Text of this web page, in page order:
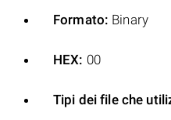
Formato: Binary
HEX: 00
Tipi dei file che